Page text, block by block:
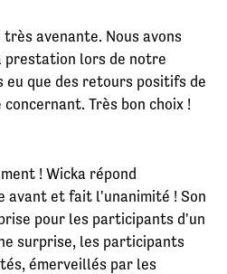
avenante. Nous avons
lors de notre
eu que des retours positifs de
Très bon choix !
! Wicka répond
avant et fait l'unanimité ! Son
pour les participants d'un
surprise, les participants
émerveillés par les